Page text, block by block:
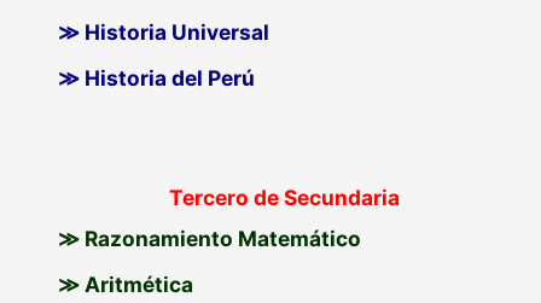
≫ Historia Universal
≫ Historia del Perú
Tercero de Secundaria
≫ Razonamiento Matemático
≫ Aritmética